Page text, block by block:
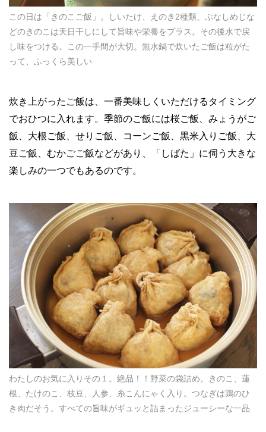
この日は「きのこご飯」。しいたけ、えのき2種類、ぶなしめじな
どのきのこは天日干しにして旨味や栄養をプラス。その後水で戻
し味をつける。この一手間が大切。無水鍋で炊いたご飯は粒がた
って、ふっくら美しい
炊き上がったご飯は、一番美味しくいただけるタイミング
でおひつに入れます。季節のご飯には桜ご飯、みょうがご
飯、大根ご飯、せりご飯、コーンご飯、黒米入りご飯、大
豆ご飯、むかごご飯などがあり、「しばた」に伺う大きな
楽しみの一つでもあるのです。
わたしのお気に入りその１。絶品！！野菜の袋詰め。きのこ、蓮
根、たけのこ、枝豆、人参、糸こんにゃく入り。つなぎは鶏のひ
き肉だそう。すべての旨味がギュッと詰まったジューシーな一品